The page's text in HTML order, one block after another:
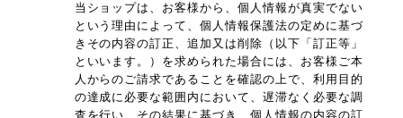
当ショップは、お客様から、個人情報が真実でない
という理由によって、個人情報保護法の定めに基づ
きその内容の訂正、追加又は削除（以下「訂正等」
といいます。）を求められた場合には、お客様ご本
人からのご請求であることを確認の上で、利用目的
の達成に必要な範囲内において、遅滞なく必要な調
査を行い、その結果に基づき、個人情報の内容の訂